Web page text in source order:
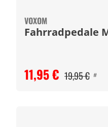
VOXOM
Fahrradpedale
11,95 € 19,95 € #